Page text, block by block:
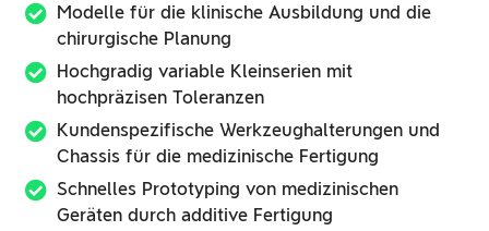
Modelle für die klinische Ausbildung und die
chirurgische Planung
Hochgradig variable Kleinserien mit
hochpräzisen Toleranzen
Kundenspezifische Werkzeughalterungen und
Chassis für die medizinische Fertigung
Schnelles Prototyping von medizinischen
Geräten durch additive Fertigung